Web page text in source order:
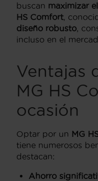
buscan maximizar
HS Comfort ,
diseño robusto ,
incluso en el
Ventajas
MG HS
ocasión
Optar por un MG
tiene numerosos
destacan:
Ahorro